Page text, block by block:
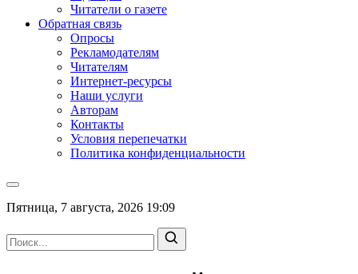
Читатели о газете
Обратная связь
Опросы
Рекламодателям
Читателям
Интернет-ресурсы
Наши услуги
Авторам
Контакты
Условия перепечатки
Политика конфиденциальности
Пятница, 7 августа, 2026 19:09